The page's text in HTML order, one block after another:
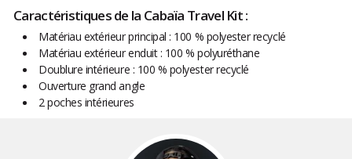
Caractéristiques de la Cabaïa Travel Kit :
Matériau extérieur principal : 100 % polyester recyclé
Matériau extérieur enduit : 100 % polyuréthane
Doublure intérieure : 100 % polyester recyclé
Ouverture grand angle
2 poches intérieures